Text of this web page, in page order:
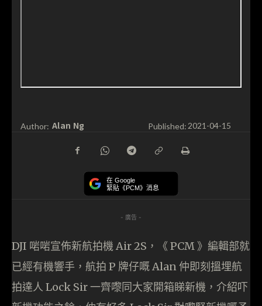
Author: Alan Ng Published:2021-04-15
在 Google
緊貼《PCM》消息
- 廣告 -
DJI 啱啱宣佈新航拍機 Air 2S，《 PCM 》編輯部就
已經有機響手，航拍 P 牌仔嘅 Alan 仲即刻搵埋航
拍達人 Lock Sir 一齊嚟同大家開箱睇新機，介紹吓